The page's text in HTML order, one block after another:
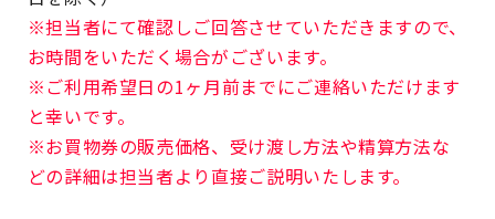
※担当者にて確認しご回答させていただきますので、
お時間をいただく場合がございます。
※ご利用希望日の1ヶ月前までにご連絡いただけます
と幸いです。
※お買物券の販売価格、受け渡し方法や精算方法な
どの詳細は担当者より直接ご説明いたします。